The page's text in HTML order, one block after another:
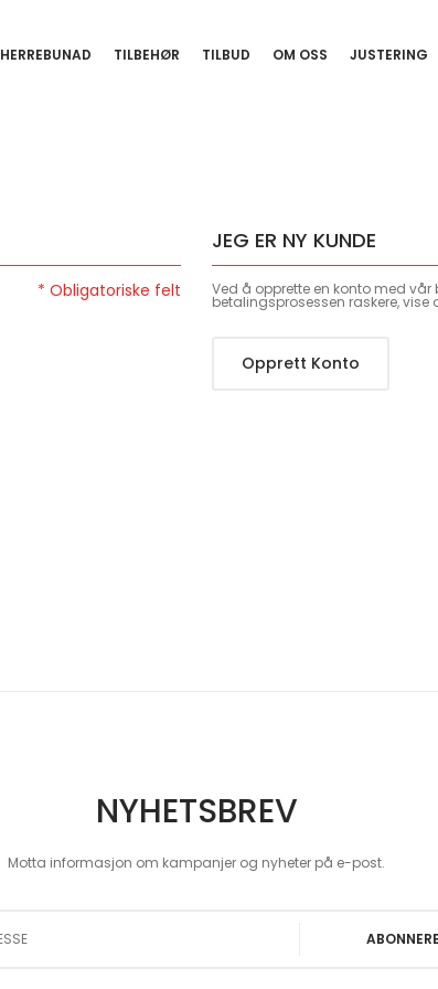
HERREBUNAD TILBEHØR TILBUD OM OSS JUSTERING
JEG ER NY KUNDE
Ved å opprette en konto med
betalingsprosessen raskere, vise
Opprett Konto
NYHETSBREV
Motta informasjon om kampanjer og nyheter på e-post.
ABONNERE